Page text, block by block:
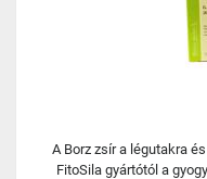
A Borz zsír a légutakra
FitoSila gyártótól a